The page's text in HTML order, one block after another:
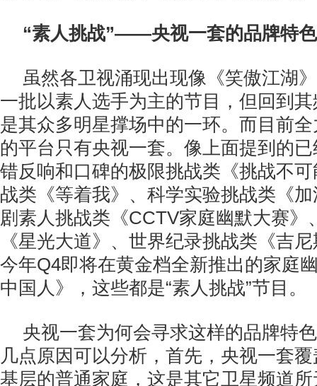
“素人挑战”——央视一套的品牌特
虽然各卫视涌现出现像《笑傲江湖
一批以素人选手为主的节目，但回到
是其众多明星撑场中的一环。而目前
的平台只有央视一套。像上面提到的
错反响和口碑的极限挑战类《挑战不
战类《等着我》、科学实验挑战类《
剧素人挑战类《CCTV家庭幽默大赛》
《星光大道》、世界纪录挑战类《吉
今年Q4即将在黄金档全新推出的家庭
中国人》，这些都是“素人挑战”节目。
央视一套为何会寻求这样的品牌特
几点原因可以分析，首先，央视一套
基层的普通家庭，这是其它卫星频道